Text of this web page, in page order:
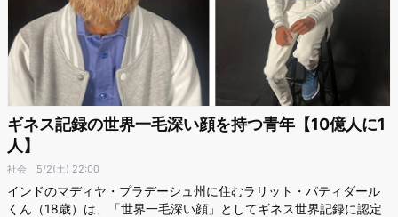
ギネス記録の世界一毛深い顔を持つ青年【10億人に1
人】
社会 5/2(土) 22:00
インドのマディヤ・プラデーシュ州に住むラリット・パティダール
くん（18歳）は、「世界一毛深い顔」としてギネス世界記録に認定